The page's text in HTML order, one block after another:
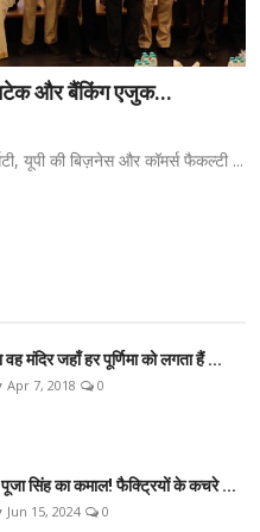
और बैंकिंग एजुक...
यूपी की बिज़नेस और कॉमर्स फैकल्टी ...
मंदिर जहाँ हर पूर्णिमा को लगता हैं ...
Apr 7, 2018 0
सिंह का कमाल! फैक्ट्रियों के कचरे ...
Jun 15, 2024 0